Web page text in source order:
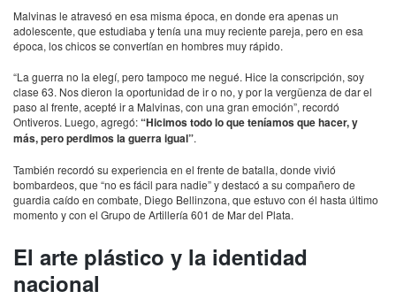
Malvinas le atravesó en esa misma época, en donde era apenas un
adolescente, que estudiaba y tenía una muy reciente pareja, pero en esa
época, los chicos se convertían en hombres muy rápido.
“La guerra no la elegí, pero tampoco me negué. Hice la conscripción, soy
clase 63. Nos dieron la oportunidad de ir o no, y por la vergüenza de dar el
paso al frente, acepté ir a Malvinas, con una gran emoción”, recordó
Ontiveros. Luego, agregó:“Hicimos todo lo que teníamos que hacer, y
más, pero perdimos la guerra igual”.
También recordó su experiencia en el frente de batalla, donde vivió
bombardeos, que “no es fácil para nadie” y destacó a su compañero de
guardia caído en combate, Diego Bellinzona, que estuvo con él hasta último
momento y con el Grupo de Artillería 601 de Mar del Plata.
El arte plástico y la identidad
nacional